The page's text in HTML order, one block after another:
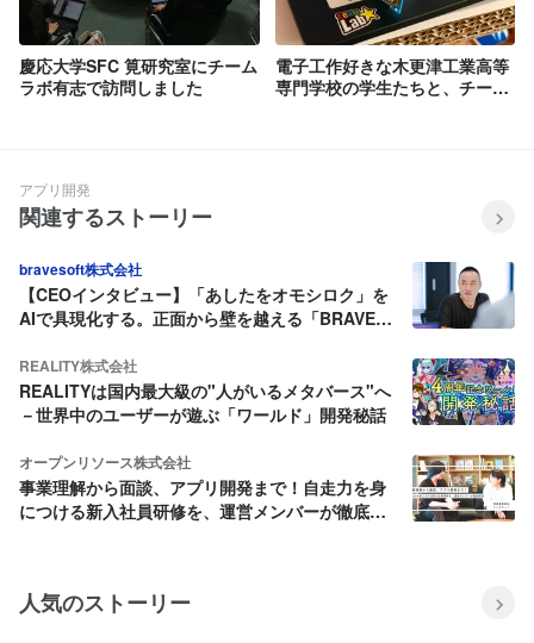
慶応大学SFC 筧研究室にチーム
ラボ有志で訪問しました
電子工作好きな木更津工業高等
専門学校の学生たちと、チーム
アプリ開発
関連するストーリー
bravesoft株式会社
【CEOインタビュー】「あしたをオモシロク」を
AIで具現化する。正面から壁を越える「BRAVE
REALITY株式会社
REALITYは国内最大級の"人がいるメタバース"へ
－世界中のユーザーが遊ぶ「ワールド」開発秘話
オープンリソース株式会社
事業理解から面談、アプリ開発まで！自走力を身
につける新入社員研修を、運営メンバーが徹底解
人気のストーリー